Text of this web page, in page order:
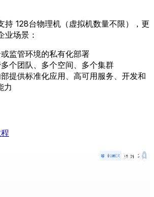
持 128台物理机（虚拟机数量不限），更
业场景：
监管环境的私有化部署
个团队、多个空间、多个集群
提供标准化应用、高可用服务、开发和
力